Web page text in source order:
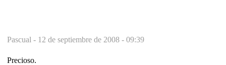
Pascual - 12 de septiembre de 2008 - 09:39
Precioso.